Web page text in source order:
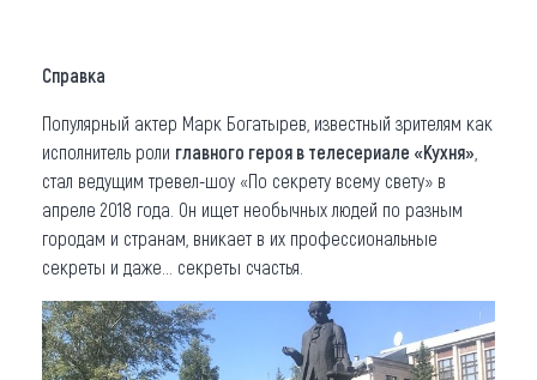
Справка
Популярный актер Марк Богатырев, известный зрителям как
исполнитель роли главного героя в телесериале «Кухня»
стал ведущим тревел-шоу «По секрету всему свету» в
апреле 2018 года. Он ищет необычных людей по разным
городам и странам, вникает в их профессиональные
секреты и даже… секреты счастья.